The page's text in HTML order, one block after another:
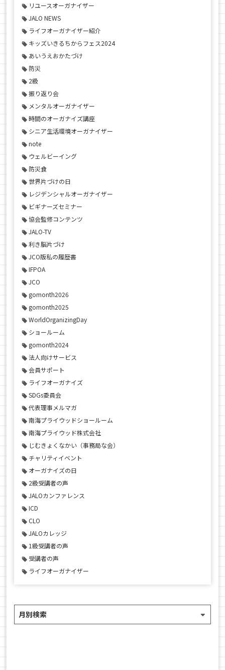
リユースオーガナイザー
JALO NEWS
ライフオーガナイザー紹介
キッズいきるちからフェス2024
あいうえおかたづけ
防災
2級
振り返り会
メンタルオーガナイザー
時間のオーガナイズ講座
シニア生活環境オーガナイザー
note
ウェルビーイング
防災食
世界片づけの日
レジデンシャルオーガナイザー
ビギナーズセミナー
協会監修コンテンツ
JALO-TV
利き脳片づけ
JCO版私の履歴書
IFPOA
JCO
gomonth2026
gomonth2025
WorldOrganizingDay
ショールーム
gomonth2024
法人向けサービス
会員サポート
ライフオーガナイズ
SDGs委員会
代表理事メルマガ
南海プライウッドショールーム
南海プライウッド株式会社
じむきょくなかい（事務局な会）
チャリティイベント
オーガナイズの日
2級受講者の声
JALOカンファレンス
ICD
CLO
JALOカレッジ
1級受講者の声
受講者の声
ライフオーガナイザー